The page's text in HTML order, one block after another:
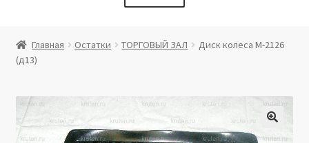
Витрина
Мой аккаунт
Политика в отношении обработки персональных
Главная Остатки ТОРГОВЫЙ ЗАЛ
Диск колеса М-2126
(д13)
🔍